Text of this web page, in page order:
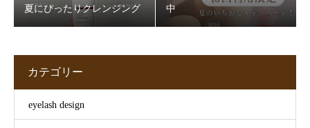
夏にぴったりクレンジング
中
カテゴリー
eyelash design